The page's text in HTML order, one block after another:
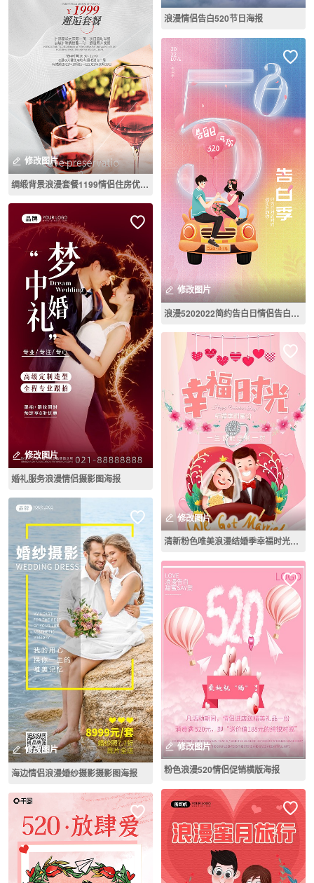
修改图片
绸缎背景浪漫套餐1199情侣住房优惠促销海报
修改图片
婚礼服务浪漫情侣摄影图海报
修改图片
海边情侣浪漫婚纱摄影摄影图海报
浪漫情侣告白520节日海报
修改图片
浪漫5202022简约告白日情侣告白海报
修改图片
清新粉色唯美浪漫结婚季幸福时光情侣戒指海报
修改图片
粉色浪漫520情侣促销横版海报